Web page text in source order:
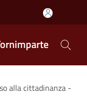
alla cittadinanza -